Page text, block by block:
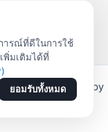
จำกัด | Powered by
ารณ์ที่ดีในการใช้
พิ่มเติมได้ที่
ยอมรับทั้งหมด